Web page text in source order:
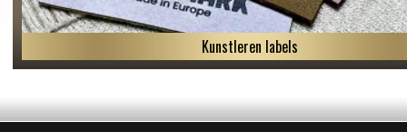
Kunstleren labels